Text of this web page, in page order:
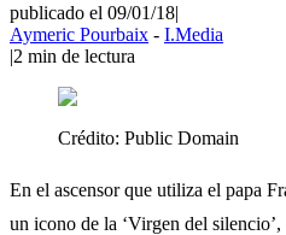
publicado el 09/01/18|
Aymeric Pourbaix - I.Media
|2 min de lectura
Crédito: Public Domain
En el ascensor que utiliza el papa
un icono de la ‘Virgen del